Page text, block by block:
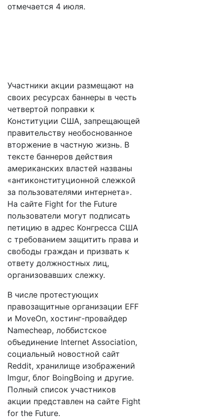
отмечается 4 июля.
Участники акции размещают на
своих ресурсах баннеры в честь
четвертой поправки к
Конституции США, запрещающей
правительству необоснованное
вторжение в частную жизнь. В
тексте баннеров действия
американских властей названы
«антиконституционной слежкой
за пользователями интернета».
На сайте Fight for the Future
пользователи могут подписать
петицию в адрес Конгресса США
с требованием защитить права и
свободы граждан и призвать к
ответу должностных лиц,
организовавших слежку.
В числе протестующих
правозащитные организации EFF
и MoveOn, хостинг-провайдер
Namecheap, лоббистское
объединение Internet Association,
социальный новостной сайт
Reddit, хранилище изображений
Imgur, блог BoingBoing и другие.
Полный список участников
акции представлен на сайте Fight
for the Future.